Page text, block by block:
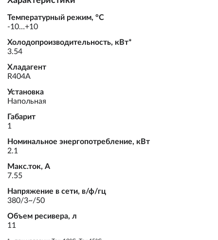
Температурный режим, °С
-10…+10
Холодопроизводительность, кВт*
3.54
Хладагент
R404A
Установка
Напольная
Габарит
1
Номинальное энергопотребление, кВт
2.1
Макс.ток, А
7.55
Напряжение в сети, в/ф/гц
380/3~/50
Объем ресивера, л
11